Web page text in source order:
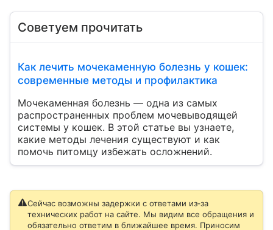
Советуем прочитать
Как лечить мочекаменную болезнь у кошек:
современные методы и профилактика
Мочекаменная болезнь — одна из самых
распространенных проблем мочевыводящей
системы у кошек. В этой статье вы узнаете,
какие методы лечения существуют и как
помочь питомцу избежать осложнений.
Сейчас возможны задержки с ответами из‑за
технических работ на сайте. Мы видим все обращения и
обязательно ответим в ближайшее время. Приносим